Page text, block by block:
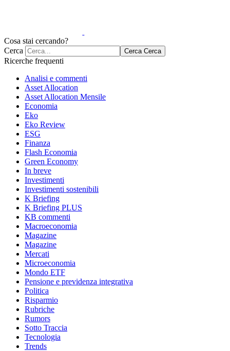
Cosa stai cercando?
Cerca
Cerca Cerca
Ricerche frequenti
Analisi e commenti
Asset Allocation
Asset Allocation Mensile
Economia
Eko
Eko Review
ESG
Finanza
Flash Economia
Green Economy
In breve
Investimenti
Investimenti sostenibili
K Briefing
K Briefing PLUS
KB commenti
Macroeconomia
Magazine
Magazine
Mercati
Microeconomia
Mondo ETF
Pensione e previdenza integrativa
Politica
Risparmio
Rubriche
Rumors
Sotto Traccia
Tecnologia
Trends